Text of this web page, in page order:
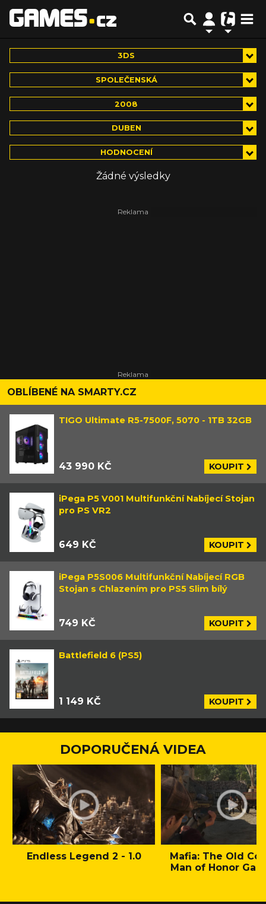
3DS
SPOLEČENSKÁ
2008
DUBEN
HODNOCENÍ
Žádné výsledky
OBLÍBENÉ NA SMARTY.CZ
TIGO Ultimate R5-7500F, 5070 - 1TB 32GB
43 990 KČ KOUPIT
iPega P5 V001 Multifunkční Nabíjecí Stojan
pro PS VR2
649 KČ KOUPIT
iPega P5S006 Multifunkční Nabíjecí RGB
Stojan s Chlazením pro PS5 Slim bílý
749 KČ KOUPIT
Battlefield 6 (PS5)
1 149 KČ KOUPIT
DOPORUČENÁ VIDEA
Endless Legend 2 - 1.0
Mafia: The Old
Man of Honor